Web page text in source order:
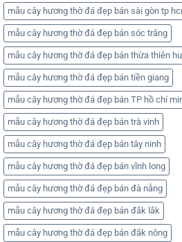
mẫu cây hương thờ đá đẹp bán sài gòn tp
mẫu cây hương thờ đá đẹp bán sóc trăng
mẫu cây hương thờ đá đẹp bán thừa thiên
mẫu cây hương thờ đá đẹp bán tiền giang
mẫu cây hương thờ đá đẹp bán TP hồ chí
mẫu cây hương thờ đá đẹp bán trà vinh
mẫu cây hương thờ đá đẹp bán tây ninh
mẫu cây hương thờ đá đẹp bán vĩnh long
mẫu cây hương thờ đá đẹp bán đà nẵng
mẫu cây hương thờ đá đẹp bán đắk lắk
mẫu cây hương thờ đá đẹp bán đắk nông